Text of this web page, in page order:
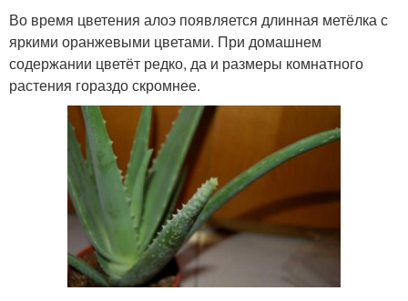
Во время цветения алоэ появляется длинная метёлка с
яркими оранжевыми цветами. При домашнем
содержании цветёт редко, да и размеры комнатного
растения гораздо скромнее.